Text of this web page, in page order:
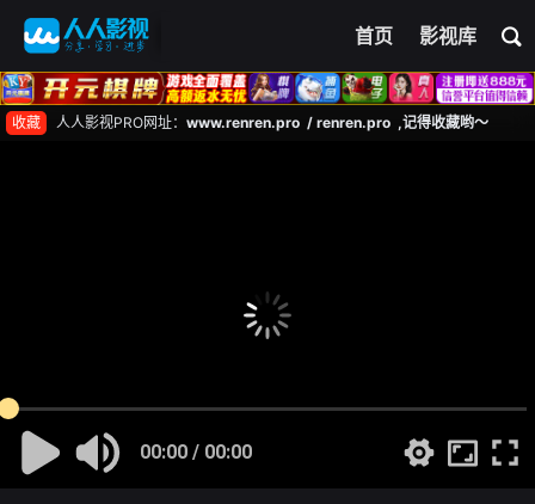
首页 影视库
收藏 人人影视PRO网址： www.renren.pro / renren.pro ,记得收藏哟～
00:00 / 00:00